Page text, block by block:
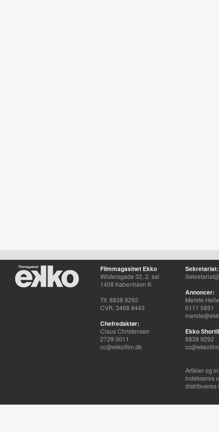
Filmmagasinet Ekko
Wildersgade 32, 2. sal
1408 København K
Tlf. 8838 9292
CVR. 3468 8443
Chefredaktør:
Claus Christensen
2729 0011
cc@ekkofilm.dk
Sekretariat:
Annoncer:
Merete
6111 5851
Ekko
8838 9292
Artikler og
indekseres
distribueres